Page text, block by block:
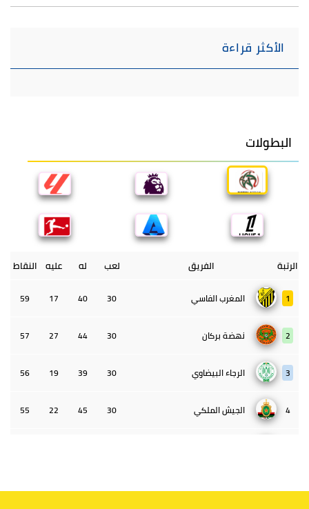
الأكثر قراءة
البطولات
الرتبة الفريق لعب له عليه النقاط
1 المغرب الفاسي 30
40
17
59
2 نهضة بركان 30
44
27
57
3 الرجاء البيضاوي 30
39
19
56
4 الجيش الملكي 30
45
22
55